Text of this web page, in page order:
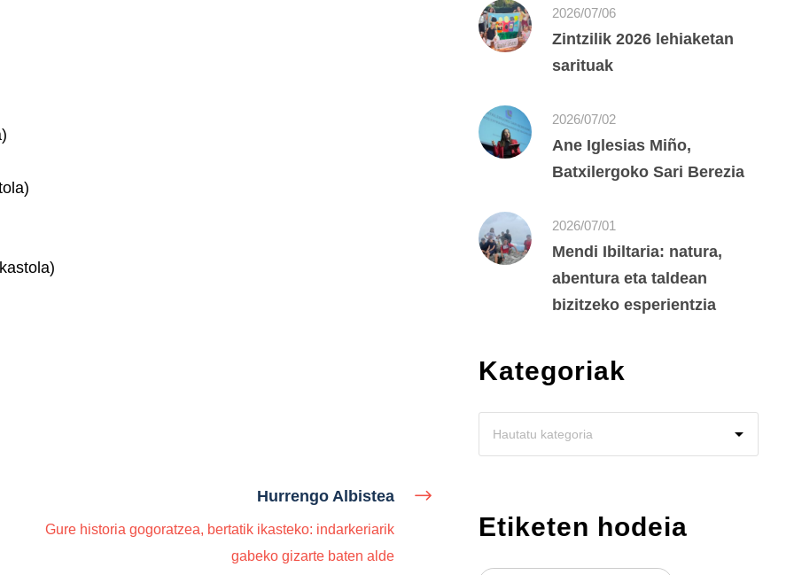
Hurrengo Albistea
Gure historia gogoratzea, bertatik ikasteko: indarkeriarik
gabeko gizarte baten alde
2026/07/06
Zintzilik 2026 lehiaketan
sarituak
2026/07/02
Ane Iglesias Miño,
Batxilergoko Sari Berezia
2026/07/01
Mendi Ibiltaria: natura,
abentura eta taldean
bizitzeko esperientzia
Kategoriak
Etiketen hodeia